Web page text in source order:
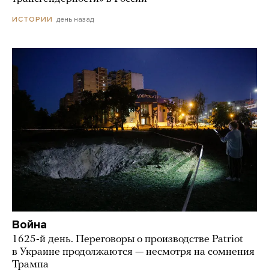
ИСТОРИИ день назад
Война
1625-й день. Переговоры о производстве Patriot
в Украине продолжаются — несмотря на сомнения
Трампа